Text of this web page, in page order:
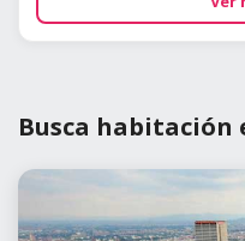
Busca habitación